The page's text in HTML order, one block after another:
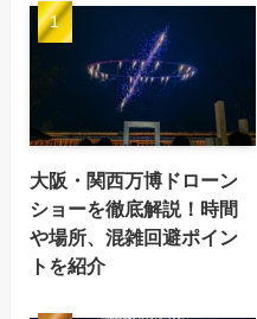
大阪・関西万博ドローン
ショーを徹底解説！時間
や場所、混雑回避ポイン
トを紹介